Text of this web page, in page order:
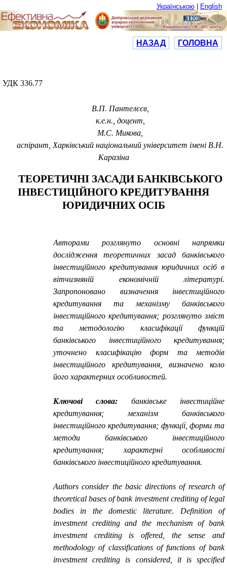
Українською English
НАЗАД ГОЛОВНА
УДК 336.77
В.П. Пантелєєв,
к.е.н., доцент,
М.С. Микова,
аспірант Харківський національний університет імені В.Н.
Каразіна
ТЕОРЕТИЧНІ ЗАСАДИ БАНКІВСЬКОГО
ІНВЕСТИЦІЙНОГО КРЕДИТУВАННЯ
ЮРИДИЧНИХ ОСІБ
Авторами розглянуто основні напрямки
дослідження теоретичних засад банківського
інвестиційного кредитування юридичних осіб в
вітчизняній економічній літературі.
Запропоновано визначення інвестиційного
кредитування та механізму банківського
інвестиційного кредитування; розглянуто зміст
та методологію класифікації функцій
банківського інвестиційного кредитування;
уточнено класифікацію форм та методів
інвестиційного кредитування, визначено коло
його характерних особливостей.
Ключові слова: банківське інвестиційне
кредитування; механізм банківського
інвестиційного кредитування; функції, форми та
методи банківського інвестиційного
кредитування; характерні особливості
банківського інвестиційного кредитування.
Authors consider the basic directions of research of
theoretical bases of bank investment crediting of legal
bodies in the domestic literature. Definition of
investment crediting and the mechanism of bank
investment crediting is offered, the sense and
methodology of classifications of functions of bank
investment crediting is considered, it is specified